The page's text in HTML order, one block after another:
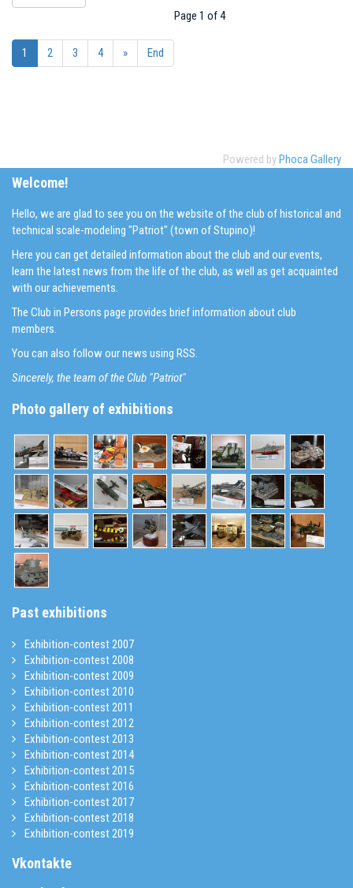
Page 1 of 4
1 2 3 4 » End
Powered byPhoca Gallery
Welcome!
Hello, we are glad to see you on the website of the club of historical and
technical scale-modeling "Patriot" (town of Stupino)!
Here you can get detailed information about the club and our events,
learn the latest news from the life of the club, as well as get acquainted
with our achievements.
The Club in Persons page provides brief information about club
members.
You can also follow our news using RSS.
Sincerely, the team of the Club "Patriot"
Photo gallery of exhibitions
Past exhibitions
Exhibition-contest 2007
Exhibition-contest 2008
Exhibition-contest 2009
Exhibition-contest 2010
Exhibition-contest 2011
Exhibition-contest 2012
Exhibition-contest 2013
Exhibition-contest 2014
Exhibition-contest 2015
Exhibition-contest 2016
Exhibition-contest 2017
Exhibition-contest 2018
Exhibition-contest 2019
Vkontakte